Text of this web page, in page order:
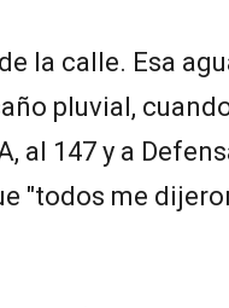
la calle. Esa
pluvial,
al 147 y a
"todos me